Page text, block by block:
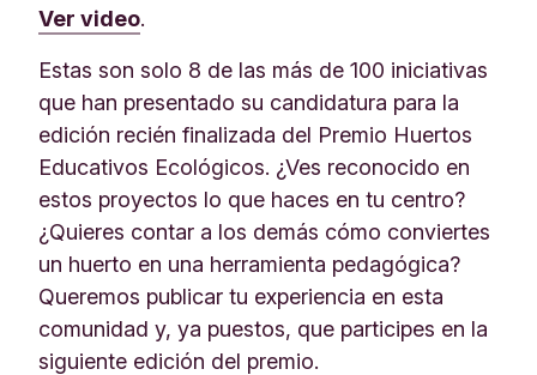
Ver video.
Estas son solo 8 de las más de 100 iniciativas
que han presentado su candidatura para la
edición recién finalizada del Premio Huertos
Educativos Ecológicos. ¿Ves reconocido en
estos proyectos lo que haces en tu centro?
¿Quieres contar a los demás cómo conviertes
un huerto en una herramienta pedagógica?
Queremos publicar tu experiencia en esta
comunidad y, ya puestos, que participes en la
siguiente edición del premio.